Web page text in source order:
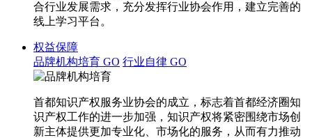
合行业发展需求，充分发挥行业协会作用，建立完善的
线上学习平台。
权益保障
品牌机构培育 GO 行业自律 GO
首都知识产权服务业协会的成立，标志着首都经济圈知
识产权工作的进一步加强，知识产权将紧密围绕市场创
新主体提供更加专业化、市场化的服务，从而有力推动